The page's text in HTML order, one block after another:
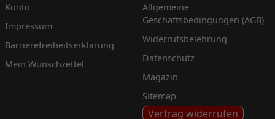
Konto
Impressum
Barrierefreiheitserklärung
Mein Wunschzettel
Allgemeine
Geschäftsbedingungen (AGB)
Widerrufsbelehrung
Datenschutz
Magazin
Sitemap
Vertrag widerrufen